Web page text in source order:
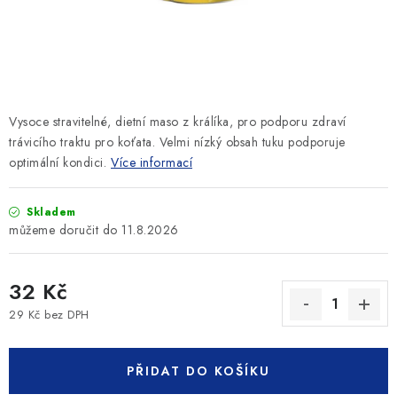
Vysoce stravitelné, dietní maso z králíka, pro podporu zdraví
trávicího traktu pro koťata. Velmi nízký obsah tuku podporuje
optimální kondici. Více informací
Skladem
11.8.2026
32 Kč
29 Kč bez DPH
PŘIDAT DO KOŠÍKU